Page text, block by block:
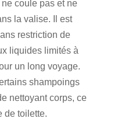
coule pas et ne
la valise. Il est
restriction de
liquides limités à
un long voyage.
shampoings
nettoyant corps, ce
de toilette.